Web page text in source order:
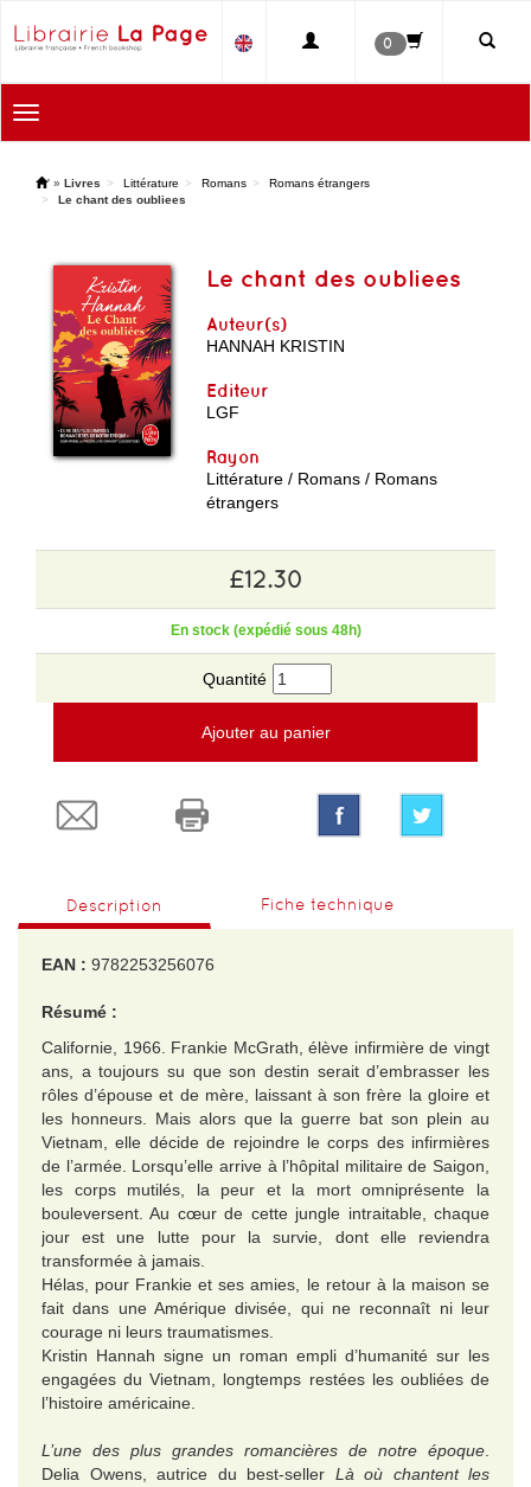
0
Toggle
navigation
' » Livres Littérature Romans
Romans étrangers
Le chant des oubliees
Le chant des oubliees
Auteur(s)
HANNAH KRISTIN
Editeur
LGF
Rayon
Littérature / Romans / Romans
étrangers
£12.30
En stock (expédié sous 48h)
Quantité
Ajouter au panier
Description Fiche technique
EAN : 9782253256076
Résumé :
Californie, 1966. Frankie McGrath, élève infirmière de vingt
ans, a toujours su que son destin serait d’embrasser les
rôles d’épouse et de mère, laissant à son frère la gloire et
les honneurs. Mais alors que la guerre bat son plein au
Vietnam, elle décide de rejoindre le corps des infirmières
de l’armée. Lorsqu’elle arrive à l’hôpital militaire de Saigon,
les corps mutilés, la peur et la mort omniprésente la
bouleversent. Au cœur de cette jungle intraitable, chaque
jour est une lutte pour la survie, dont elle reviendra
transformée à jamais.
Hélas, pour Frankie et ses amies, le retour à la maison se
fait dans une Amérique divisée, qui ne reconnaît ni leur
courage ni leurs traumatismes.
Kristin Hannah signe un roman empli d’humanité sur les
engagées du Vietnam, longtemps restées les oubliées de
l’histoire américaine.
L’une des plus grandes romancières de notre époque
Delia Owens, autrice du best-seller Là où chantent les